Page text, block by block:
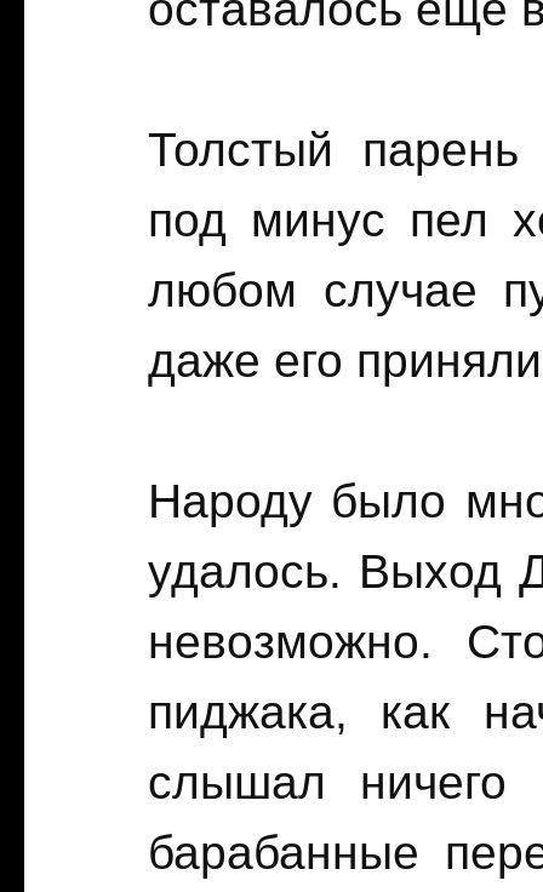
Толстый
под минус пел
любом случае
даже его
Народу было
удалось. Выход
невозможно.
пиджака, как
слышал ничего
барабанные